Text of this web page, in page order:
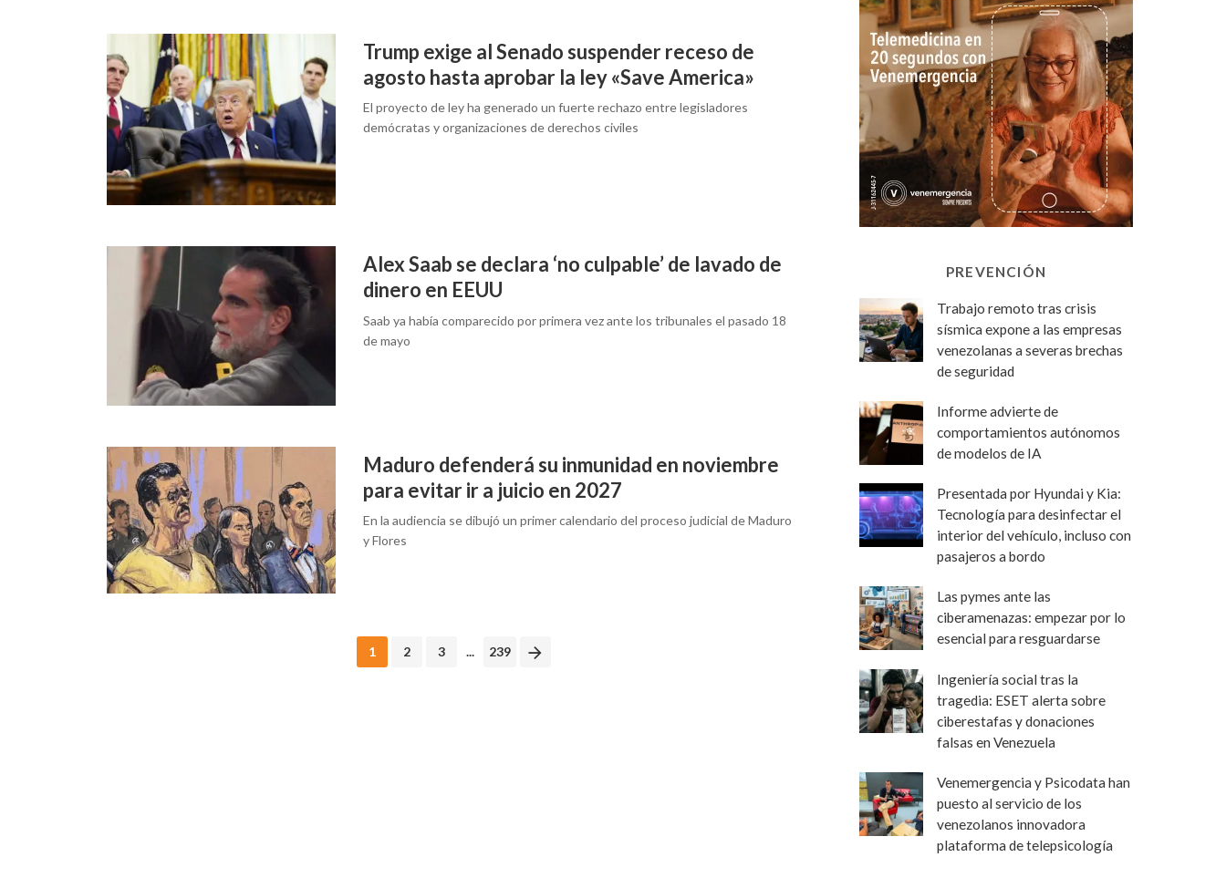
Trump exige al Senado suspender receso de
agosto hasta aprobar la ley «Save America»
El proyecto de ley ha generado un fuerte rechazo entre legisladores
demócratas y organizaciones de derechos civiles
Alex Saab se declara ‘no culpable’ de lavado de
dinero en EEUU
Saab ya había comparecido por primera vez ante los tribunales el pasado 18
de mayo
Maduro defenderá su inmunidad en noviembre
para evitar ir a juicio en 2027
En la audiencia se dibujó un primer calendario del proceso judicial de Maduro
y Flores
1 2 3 ... 239
PREVENCIÓN
Trabajo remoto tras crisis
sísmica expone a las empresas
venezolanas a severas brechas
de seguridad
Informe advierte de
comportamientos autónomos
de modelos de IA
Presentada por Hyundai y Kia:
Tecnología para desinfectar el
interior del vehículo, incluso con
pasajeros a bordo
Las pymes ante las
ciberamenazas: empezar por lo
esencial para resguardarse
Ingeniería social tras la
tragedia: ESET alerta sobre
ciberestafas y donaciones
falsas en Venezuela
Venemergencia y Psicodata han
puesto al servicio de los
venezolanos innovadora
plataforma de telepsicología